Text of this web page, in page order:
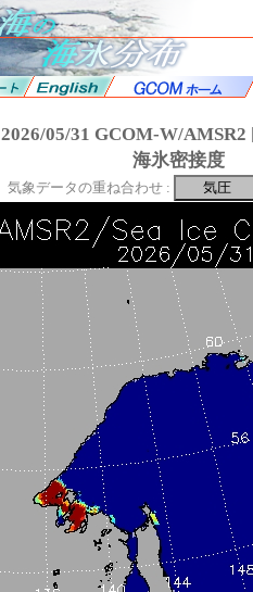
2026/05/31 GCOM-W/
海氷密接度
気象データの重ね合わせ :